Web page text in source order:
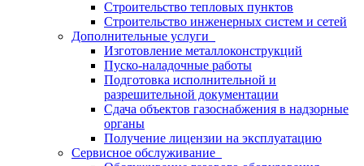
Строительство тепловых пунктов
Строительство инженерных систем и сетей
Дополнительные услуги
Изготовление металлоконструкций
Пуско-наладочные работы
Подготовка исполнительной и
разрешительной документации
Сдача объектов газоснабжения в надзорные
органы
Получение лицензии на эксплуатацию
Сервисное обслуживание